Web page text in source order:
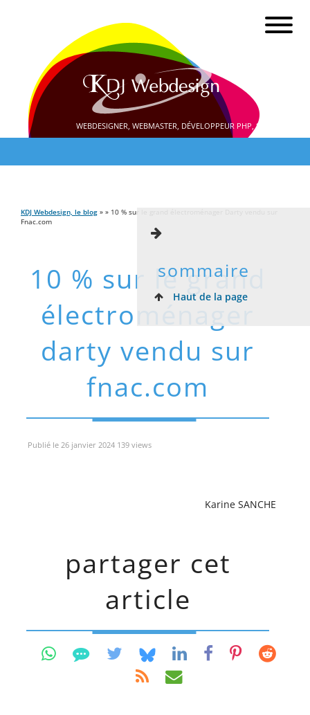
WEBDESIGNER, WEBMASTER, DÉVELOPPEUR PHP, SEO
KDJ Webdesign, le blog » » 10 % sur le grand électroménager Darty vendu sur
Fnac.com
10 % sur le grand
électroménager
darty vendu sur
fnac.com
sommaire
Haut de la page
Publié le 26 janvier 2024 139 views
Karine SANCHE
partager cet
article